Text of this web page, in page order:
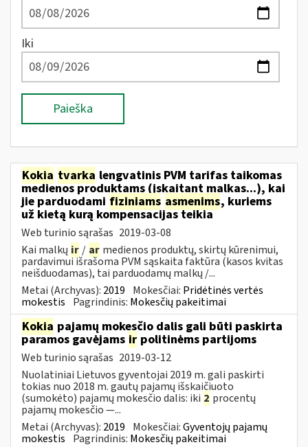
Iki
Paieška
Kokia tvarka lengvatinis PVM tarifas taikomas
medienos produktams (įskaitant malkas...), kai
jie parduodami fiziniams asmenims, kuriems
už kietą kurą kompensacijas teikia
Web turinio sąrašas 2019-03-08
Kai malkų ir / ar medienos produktų, skirtų kūrenimui,
pardavimui išrašoma PVM sąskaita faktūra (kasos kvitas
neišduodamas), tai parduodamų malkų /...
Metai (Archyvas): 2019 Mokesčiai: Pridėtinės vertės
mokestis Pagrindinis: Mokesčių pakeitimai
Kokia pajamų mokesčio dalis gali būti paskirta
paramos gavėjams ir politinėms partijoms
Web turinio sąrašas 2019-03-12
Nuolatiniai Lietuvos gyventojai 2019 m. gali paskirti
tokias nuo 2018 m. gautų pajamų išskaičiuoto
(sumokėto) pajamų mokesčio dalis: iki 2 procentų
pajamų mokesčio —...
Metai (Archyvas): 2019 Mokesčiai:Gyventojų pajamų
mokestis Pagrindinis: Mokesčių pakeitimai